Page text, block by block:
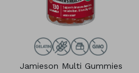
Jamieson Multi Gummies